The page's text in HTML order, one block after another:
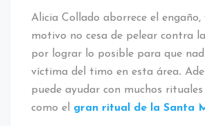
Alicia Collado aborrece el
motivo no cesa de pelear contra
por lograr lo posible para que
víctima del timo en esta área.
puede ayudar con muchos rituales
como el gran ritual de la Santa